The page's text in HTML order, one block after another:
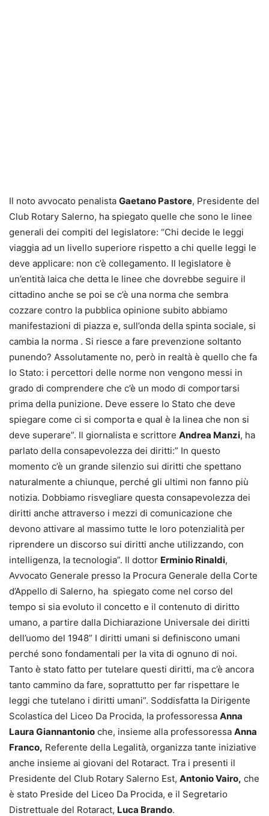
Il noto avvocato penalista Gaetano Pastore, Presidente del
Club Rotary Salerno, ha spiegato quelle che sono le linee
generali dei compiti del legislatore: “Chi decide le leggi
viaggia ad un livello superiore rispetto a chi quelle leggi le
deve applicare: non c’è collegamento. Il legislatore è
un’entità laica che detta le linee che dovrebbe seguire il
cittadino anche se poi se c’è una norma che sembra
cozzare contro la pubblica opinione subito abbiamo
manifestazioni di piazza e, sull’onda della spinta sociale, si
cambia la norma . Si riesce a fare prevenzione soltanto
punendo? Assolutamente no, però in realtà è quello che fa
lo Stato: i percettori delle norme non vengono messi in
grado di comprendere che c’è un modo di comportarsi
prima della punizione. Deve essere lo Stato che deve
spiegare come ci si comporta e qual è la linea che non si
deve superare”. Il giornalista e scrittore Andrea Manzi, ha
parlato della consapevolezza dei diritti:” In questo
momento c’è un grande silenzio sui diritti che spettano
naturalmente a chiunque, perché gli ultimi non fanno più
notizia. Dobbiamo risvegliare questa consapevolezza dei
diritti anche attraverso i mezzi di comunicazione che
devono attivare al massimo tutte le loro potenzialità per
riprendere un discorso sui diritti anche utilizzando, con
intelligenza, la tecnologia”. Il dottor Erminio Rinaldi,
Avvocato Generale presso la Procura Generale della Corte
d’Appello di Salerno, ha spiegato come nel corso del
tempo si sia evoluto il concetto e il contenuto di diritto
umano, a partire dalla Dichiarazione Universale dei diritti
dell’uomo del 1948” I diritti umani si definiscono umani
perché sono fondamentali per la vita di ognuno di noi.
Tanto è stato fatto per tutelare questi diritti, ma c’è ancora
tanto cammino da fare, soprattutto per far rispettare le
leggi che tutelano i diritti umani”. Soddisfatta la Dirigente
Scolastica del Liceo Da Procida, la professoressa Anna
Laura Giannantonio che, insieme alla professoressa Anna
Franco, Referente della Legalità, organizza tante iniziative
anche insieme ai giovani del Rotaract. Tra i presenti il
Presidente del Club Rotary Salerno Est, Antonio Vairo, che
è stato Preside del Liceo Da Procida, e il Segretario
Distrettuale del Rotaract, Luca Brando.